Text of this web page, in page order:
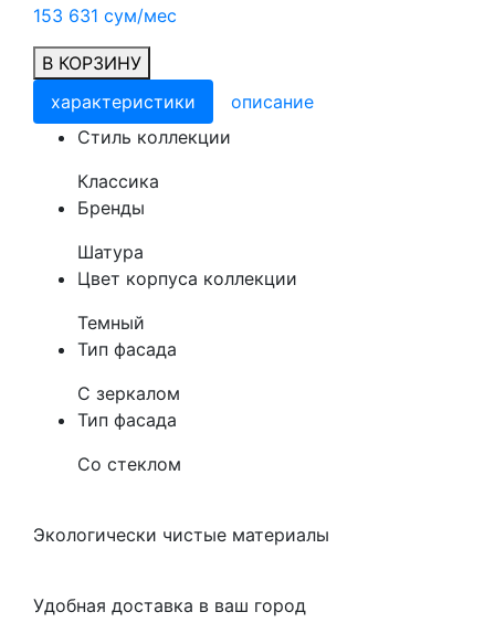
153 631 сум/мес
В КОРЗИНУ
характеристики
описание
Cтиль коллекции
Классика
Бренды
Шатура
Цвет корпуса коллекции
Темный
Тип фасада
С зеркалом
Тип фасада
Со стеклом
Экологически чистые материалы
Удобная доставка в ваш город